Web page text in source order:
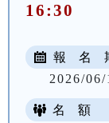
16:30
報 名
2026/
名 額